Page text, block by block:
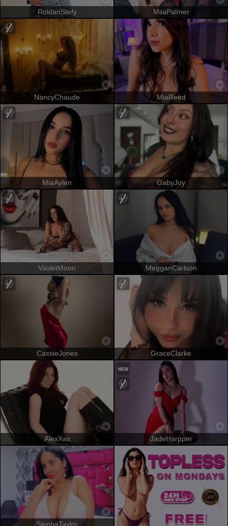
RoldanStefy MiiaPalmer
NancyChaude MiaReed
MiaAylen GabyJoy
ViioletMoon MegganCarlson
CassieJones GraceClarke
AlexXas JadeHarpper
SiennaTaylor